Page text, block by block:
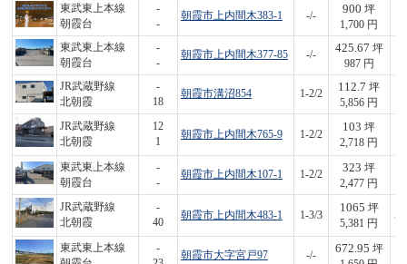
東武東上本線
朝霞台
-
-
朝霞市上内間木383-1 -/-
900 坪
1,700 円
東武東上本線
朝霞台
-
-
朝霞市上内間木377-85 -/-
425.67 坪
987 円
JR武蔵野線
北朝霞
-
18
朝霞市溝沼854 1-2/2
112.7 坪
5,856 円
JR武蔵野線
北朝霞
12
1
朝霞市上内間木765-9 1-2/2
103 坪
2,718 円
東武東上本線
朝霞台
-
-
朝霞市上内間木107-1 1-2/2
323 坪
2,477 円
JR武蔵野線
北朝霞
-
40
朝霞市上内間木483-1 1-3/3
1065 坪
5,381 円
東武東上本線
-
朝霞市大字宮戸97 -/-
672.95 坪